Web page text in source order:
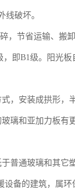
线破坏。
，节省运输、搬
即B1级。阳光
，安装成拱形，
璃和亚加力板
普通玻璃和其
备的建筑，属环